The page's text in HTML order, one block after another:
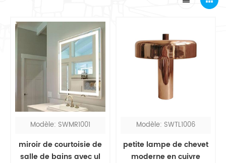
Modèle: SWMR1001
miroir de courtoisie de
salle de bains avec ul
Modèle: SWTL1006
petite lampe de chevet
moderne en cuivre